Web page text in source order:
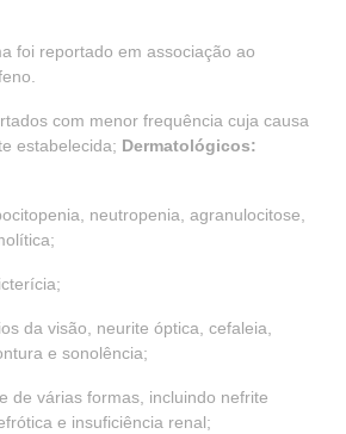
foi reportado em associação ao
com menor frequência cuja causa
estabelecida; Dermatológicos:
neutropenia, agranulocitose,
da visão, neurite óptica, cefaleia,
e sonolência;
de várias formas, incluindo nefrite
e insuficiência renal;